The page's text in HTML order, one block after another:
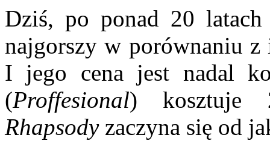
Dziś, po ponad 20
najgorszy w porównaniu
I jego cena jest nadal
(Proffesional) kosztuje
Rhapsodyzaczyna się od